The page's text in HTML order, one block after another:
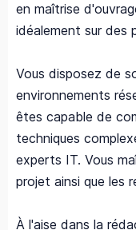
en maîtrise
idéalement sur des
Vous disposez de
environnements
êtes capable de
techniques
experts IT. Vous
projet ainsi que les
À l'aise dans la